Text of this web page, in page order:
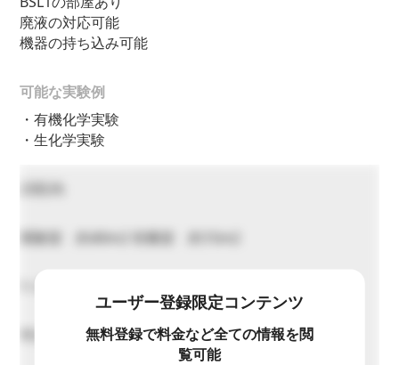
廃液の対応可能
機器の持ち込み可能
可能な実験例
・有機化学実験
・生化学実験
23区内
実験室 約40m2 培養室 約15m2
平日（月～金） 9:30~17:00
ユーザー登録限定コンテンツ
無料登録で料金など全ての情報を閲
覧可能